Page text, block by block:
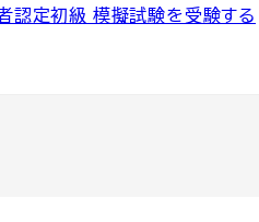
認定初級 模擬試験を受験する